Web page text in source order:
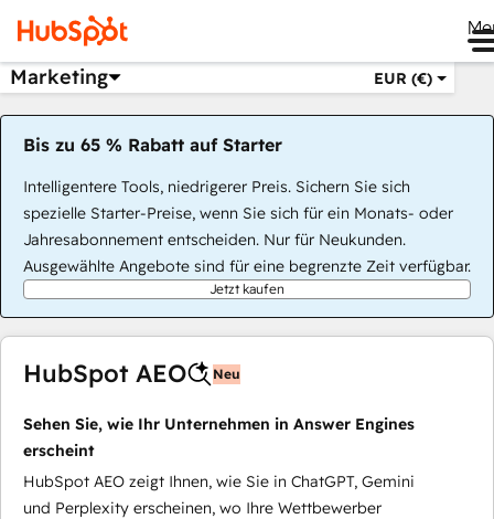
Marketing EUR (€)
Bis zu 65 % Rabatt auf Starter
Intelligentere Tools, niedrigerer Preis. Sichern Sie sich
spezielle Starter-Preise, wenn Sie sich für ein Monats- oder
Jahresabonnement entscheiden. Nur für Neukunden.
Ausgewählte Angebote sind für eine begrenzte Zeit verfügbar.
Jetzt kaufen
HubSpot AEO Neu
Sehen Sie, wie Ihr Unternehmen in Answer Engines
erscheint
HubSpot AEO zeigt Ihnen, wie Sie in ChatGPT, Gemini
und Perplexity erscheinen, wo Ihre Wettbewerber